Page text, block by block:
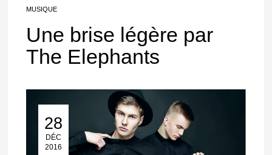
MUSIQUE
Une brise légère par
The Elephants
28
DÉC
2016
28 Déc 2016